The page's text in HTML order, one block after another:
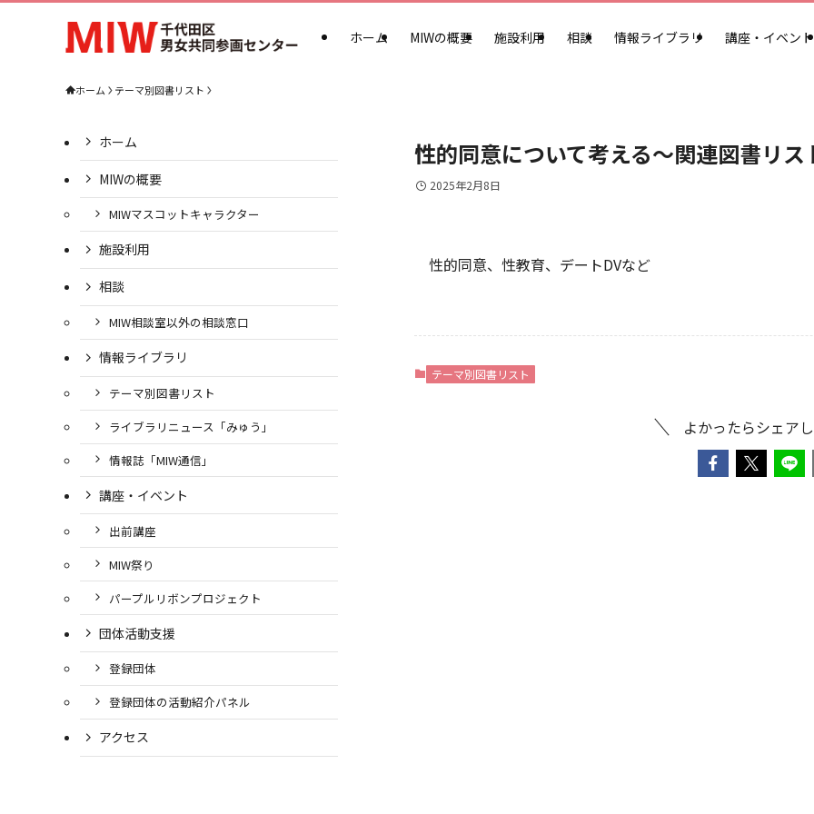
ホーム MIWの概要 施設利用 相談 情報ライブラリ 講座・イベント
ホーム テーマ別図書リスト
性的同意について考える～関連図書リス
2025年2月8日
性的同意、性教育、デートDVなど
テーマ別図書リスト
よかったらシェア
ホーム
MIWの概要
MIWマスコットキャラクター
施設利用
相談
MIW相談室以外の相談窓口
情報ライブラリ
テーマ別図書リスト
ライブラリニュース「みゅう」
情報誌「MIW通信」
講座・イベント
出前講座
MIW祭り
パープルリボンプロジェクト
団体活動支援
登録団体
登録団体の活動紹介パネル
アクセス